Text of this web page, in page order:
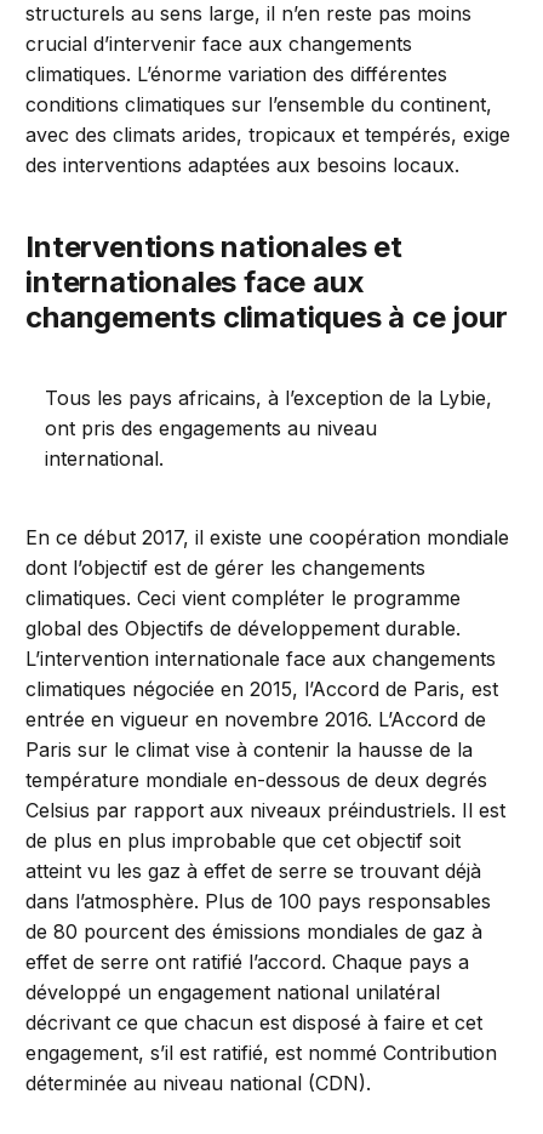
structurels au sens large, il n’en reste pas moins
crucial d’intervenir face aux changements
climatiques. L’énorme variation des différentes
conditions climatiques sur l’ensemble du continent,
avec des climats arides, tropicaux et tempérés, exige
des interventions adaptées aux besoins locaux.
Interventions nationales et
internationales face aux
changements climatiques à ce jour
Tous les pays africains, à l’exception de la Lybie,
ont pris des engagements au niveau
international.
En ce début 2017, il existe une coopération mondiale
dont l’objectif est de gérer les changements
climatiques. Ceci vient compléter le programme
global des Objectifs de développement durable.
L’intervention internationale face aux changements
climatiques négociée en 2015, l’Accord de Paris, est
entrée en vigueur en novembre 2016. L’Accord de
Paris sur le climat vise à contenir la hausse de la
température mondiale en-dessous de deux degrés
Celsius par rapport aux niveaux préindustriels. Il est
de plus en plus improbable que cet objectif soit
atteint vu les gaz à effet de serre se trouvant déjà
dans l’atmosphère. Plus de 100 pays responsables
de 80 pourcent des émissions mondiales de gaz à
effet de serre ont ratifié l’accord. Chaque pays a
développé un engagement national unilatéral
décrivant ce que chacun est disposé à faire et cet
engagement, s’il est ratifié, est nommé Contribution
déterminée au niveau national (CDN).